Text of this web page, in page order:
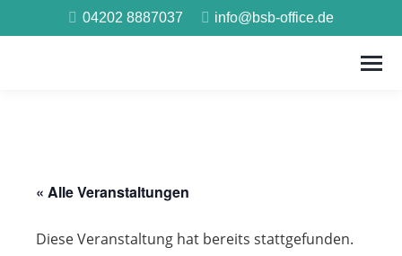
04202 8887037 info@bsb-office.de
« Alle Veranstaltungen
Diese Veranstaltung hat bereits stattgefunden.